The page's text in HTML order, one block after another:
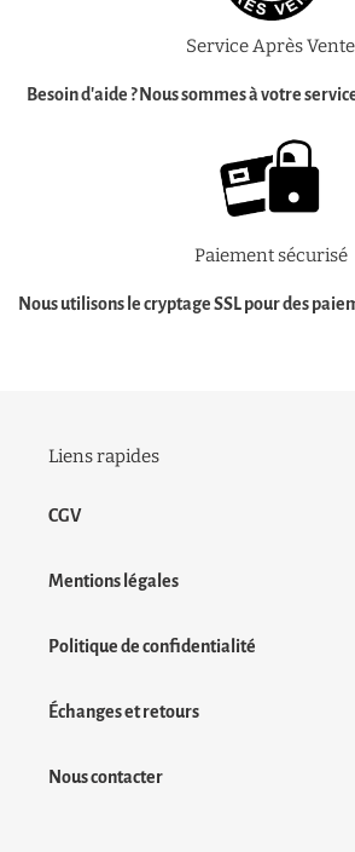
Service Après Vente
Besoin d'aide ?Nous sommes à votre
Paiement sécurisé
Nous utilisons le cryptage SSL pour des
Liens rapides
CGV
Mentions légales
Politique de confidentialité
Échanges et retours
Nous contacter